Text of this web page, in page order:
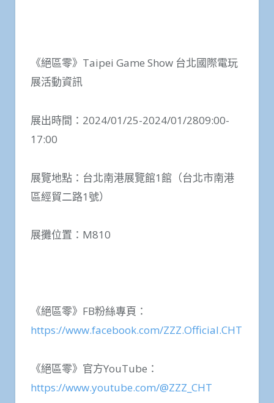
《絕區零》Taipei Game Show 台北國際電玩
展活動資訊
展出時間：2024/01/25-2024/01/2809:00-
17:00
展覽地點：台北南港展覽館1館（台北市南港
區經貿二路1號）
展攤位置：M810
《絕區零》FB粉絲專頁：
https://www.facebook.com/ZZZ.Official.CHT
《絕區零》官方YouTube：
https://www.youtube.com/@ZZZ_CHT